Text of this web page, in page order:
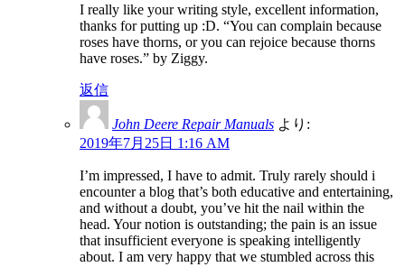
I really like your writing style, excellent information,
thanks for putting up :D. “You can complain because
roses have thorns, or you can rejoice because thorns
have roses.” by Ziggy.
返信
John Deere Repair Manuals より:
2019年7月25日 1:16 AM
I’m impressed, I have to admit. Truly rarely should i
encounter a blog that’s both educative and entertaining,
and without a doubt, you’ve hit the nail within the
head. Your notion is outstanding; the pain is an issue
that insufficient everyone is speaking intelligently
about. I am very happy that we stumbled across this